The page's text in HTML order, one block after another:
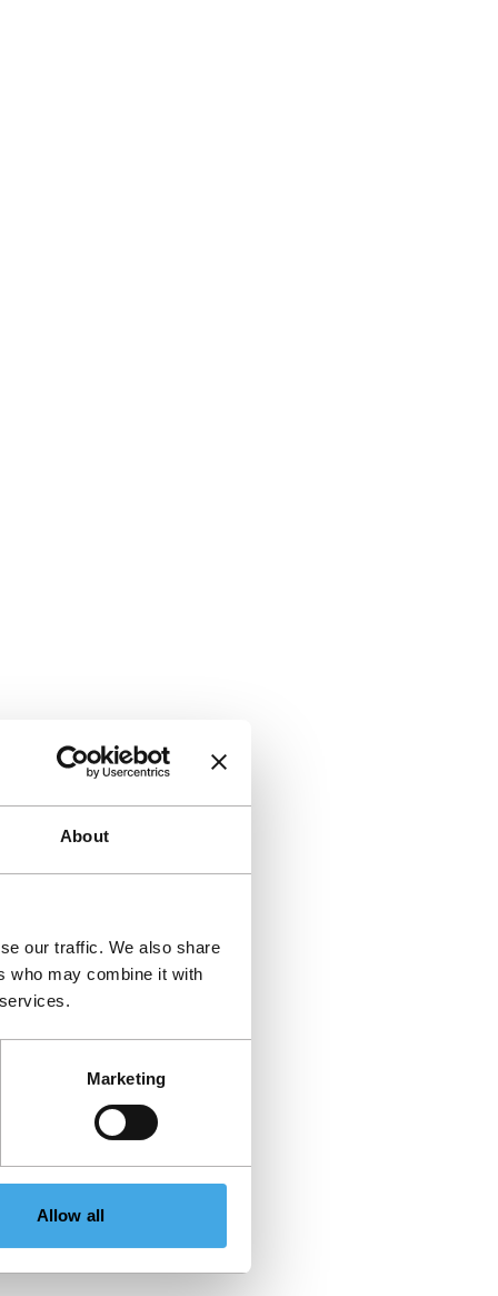
About
our traffic. We also share
who may combine it with
Marketing
Allow all